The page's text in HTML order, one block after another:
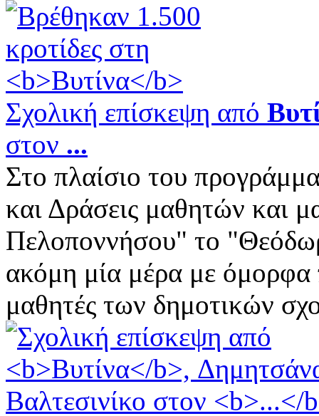
Σχολική επίσκεψη από
στον ...
Στο πλαίσιο του
και Δράσεις μαθητών και
Πελοποννήσου" το
ακόμη μία μέρα με όμορφα
μαθητές των δημοτικών